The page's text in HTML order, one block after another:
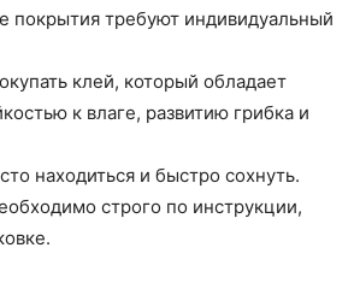
покрытия требуют индивидуальный
клей, который обладает
к влаге, развитию грибка и
находиться и быстро сохнуть.
строго по инструкции,